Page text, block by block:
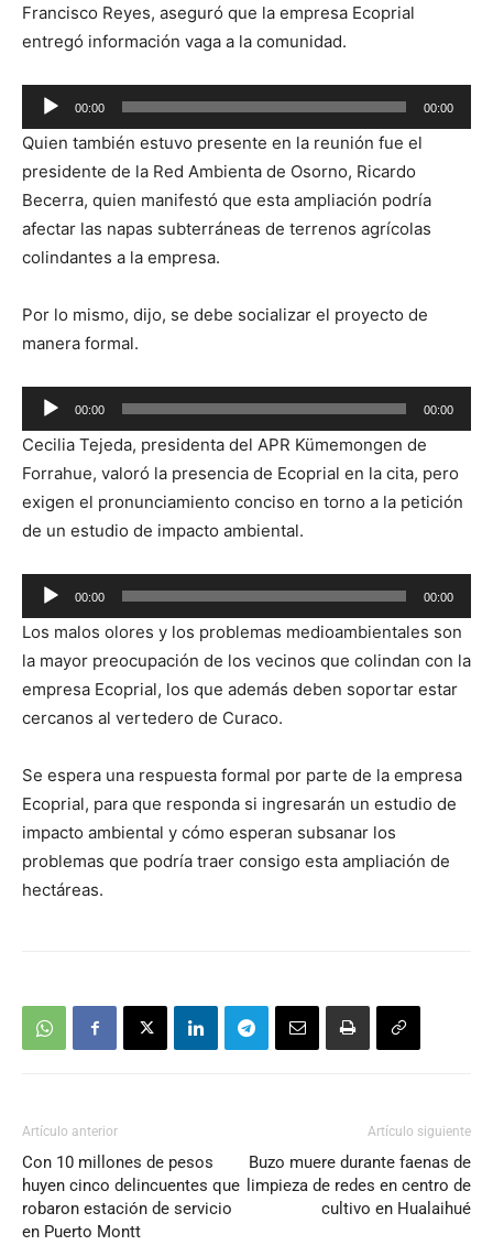
Francisco Reyes, aseguró que la empresa Ecoprial
entregó información vaga a la comunidad.
Reproductor
de
audio
00:00 00:00
Quien también estuvo presente en la reunión fue el
presidente de la Red Ambienta de Osorno, Ricardo
Becerra, quien manifestó que esta ampliación podría
afectar las napas subterráneas de terrenos agrícolas
colindantes a la empresa.
Por lo mismo, dijo, se debe socializar el proyecto de
manera formal.
Reproductor
de
audio
00:00 00:00
Cecilia Tejeda, presidenta del APR Kümemongen de
Forrahue, valoró la presencia de Ecoprial en la cita, pero
exigen el pronunciamiento conciso en torno a la petición
de un estudio de impacto ambiental.
Reproductor
de
audio
00:00 00:00
Los malos olores y los problemas medioambientales son
la mayor preocupación de los vecinos que colindan con la
empresa Ecoprial, los que además deben soportar estar
cercanos al vertedero de Curaco.
Se espera una respuesta formal por parte de la empresa
Ecoprial, para que responda si ingresarán un estudio de
impacto ambiental y cómo esperan subsanar los
problemas que podría traer consigo esta ampliación de
hectáreas.
Artículo anterior
Con 10 millones de pesos
huyen cinco delincuentes que
robaron estación de servicio
en Puerto Montt
Artículo siguiente
Buzo muere durante faenas de
limpieza de redes en centro de
cultivo en Hualaihué